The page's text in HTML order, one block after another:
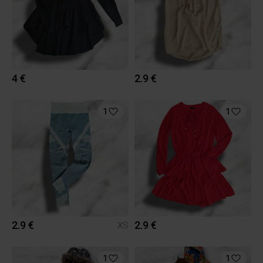
4 € 2.9 €
1
2.9 € XS
1
2.9 €
1 1